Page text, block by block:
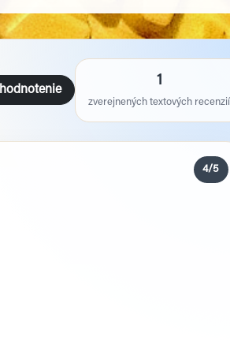
1
zverejnených textových recenzií
4/5